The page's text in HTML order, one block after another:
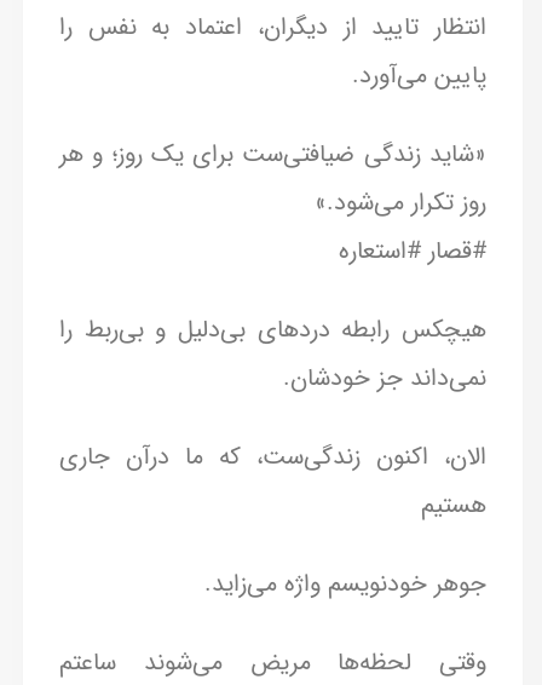
انتظار تایید از دیگران، اعتماد به نفس را
پایین می‌آورد.
«شاید زندگی ضیافتی‌ست برای یک روز؛ و هر
روز تکرار می‌شود.»
#قصار #استعاره
هیچکس رابطه دردهای بی‌دلیل و بی‌ربط را
نمی‌داند جز خودشان.
الان، اکنون زندگی‌ست، که ما درآن جاری
هستیم
جوهر خودنویسم واژه می‌زاید.
وقتی لحظه‌ها مریض می‌شوند ساعتم